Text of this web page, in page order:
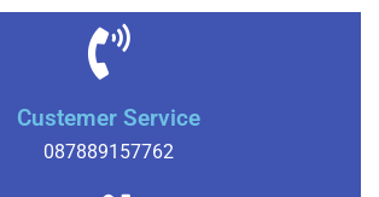
Custemer Service
087889157762